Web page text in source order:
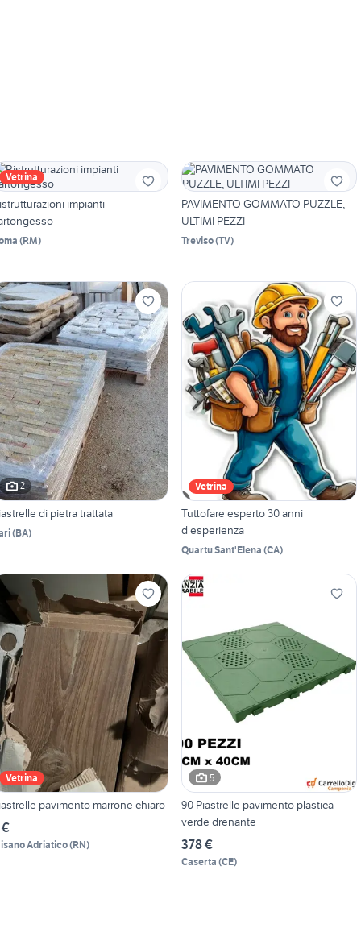
Vetrina
impianti
(RM)
PAVIMENTO GOMMATO PUZZLE,
ULTIMI PEZZI
Treviso(TV)
2
di pietra trattata
(BA)
Vetrina
Tuttofare esperto 30 anni
d'esperienza
Quartu Sant'Elena (CA)
Vetrina
pavimento marrone chiaro
Adriatico(RN)
5
90 Piastrelle pavimento plastica
verde drenante
378 €
Caserta (CE)